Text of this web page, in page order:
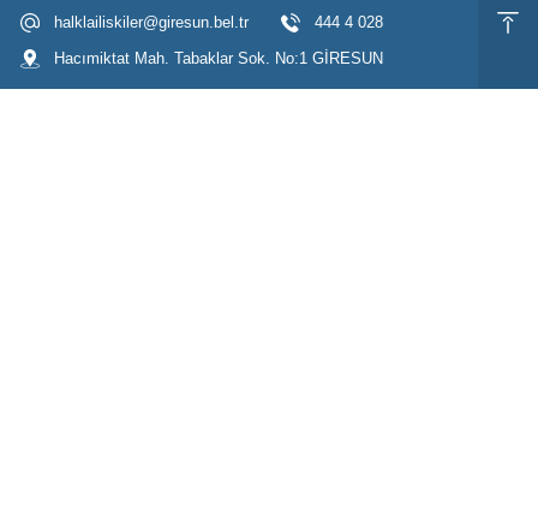
halklailiskiler@giresun.bel.tr
444 4 028
Hacımiktat Mah. Tabaklar Sok. No:1 GİRESUN